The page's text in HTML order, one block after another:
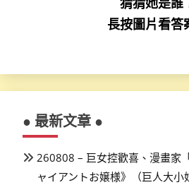
長按圖片看答
● 最新文章 ●
260808 – 巨女控歡喜、漫畫家
ャイアントお嬢様》（巨人大